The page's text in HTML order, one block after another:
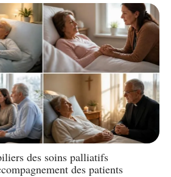
des soins palliatifs
des patients